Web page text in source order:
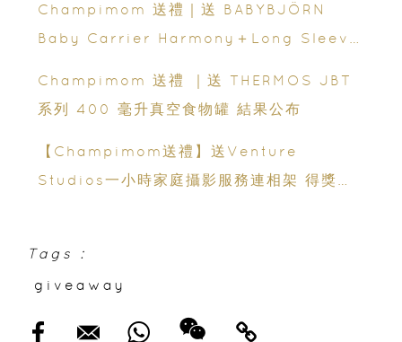
Champimom 送禮｜送 BABYBJÖRN
Baby Carrier Harmony＋Long Sleeve
Champimom 送禮 ｜送 THERMOS JBT
系列 400 毫升真空食物罐 結果公布
【Champimom送禮】送Venture
Studios一小時家庭攝影服務連相架 得獎結
Tags :
giveaway